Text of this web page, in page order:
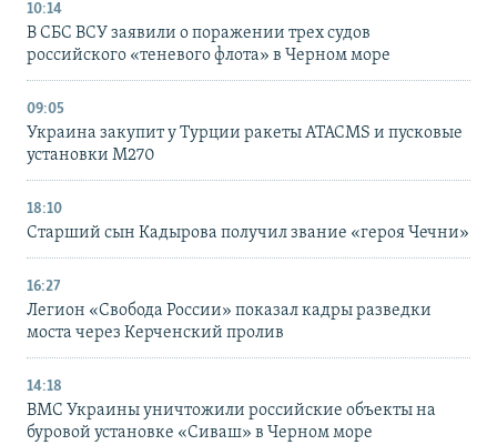
10:14
В СБС ВСУ заявили о поражении трех судов
российского «теневого флота» в Черном море
09:05
Украина закупит у Турции ракеты ATACMS и пусковые
установки M270
18:10
Старший сын Кадырова получил звание «героя Чечни»
16:27
Легион «Свобода России» показал кадры разведки
моста через Керченский пролив
14:18
ВМС Украины уничтожили российские объекты на
буровой установке «Сиваш» в Черном море